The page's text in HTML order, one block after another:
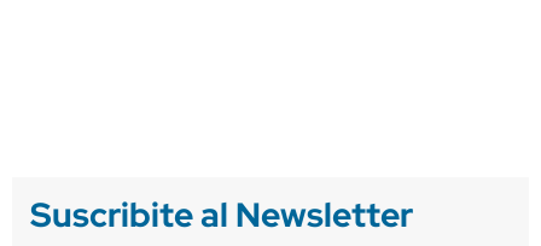
Suscribite al Newsletter